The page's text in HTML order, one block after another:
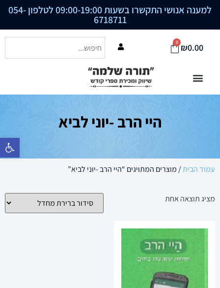
פתח סרגל
למענה אנושי התקשרו בשעות 09:00-19:00 לטלפון 054-
6718711
₪0.00
0
היי הרב -יוני לביא
עמוד הבית/ מוצרים המתויגים “היי הרב -יוני לביא”
מציג תוצאה אחת